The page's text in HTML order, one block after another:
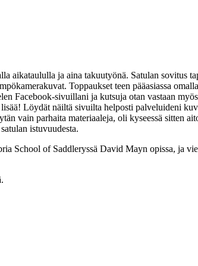
aikataululla ja aina takuutyönä. Satulan sovitus
Toppaukset teen pääasiassa omalla
Facebook-sivuillani ja kutsuja otan vastaan
Löydät näiltä sivuilta helposti palveluideni
vain parhaita materiaaleja, oli kyseessä sitten
istuvuudesta.
School of Saddleryssä David Mayn opissa, ja